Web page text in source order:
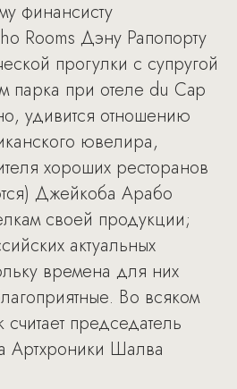
финансисту
Rooms Дэну Рапопорту
прогулки с супругой
парка при отеле du Cap
удивится отношению
ювелира,
хороших ресторанов
Джейкоба Арабо
своей продукции;
актуальных
времена для них
Во всяком
председатель
Артхроники Шалва